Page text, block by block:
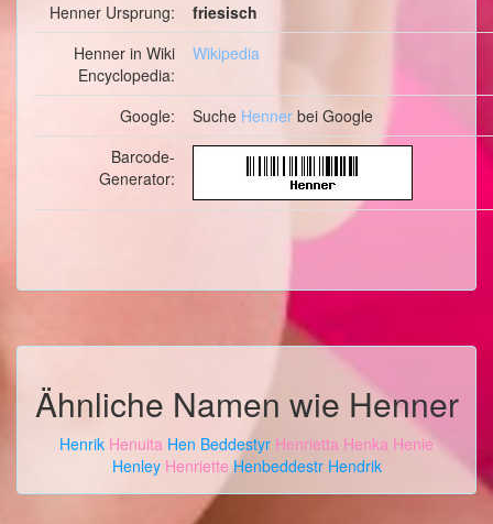
Henner Ursprung:
friesisch
Henner in Wiki
Encyclopedia:
Wikipedia
Google: Suche Henner bei Google
Barcode-
Generator:
Ähnliche Namen wie Henner
Henrik Henuita Hen Beddestyr Henrietta Henka Henie
Henley Henriette Henbeddestr Hendrik